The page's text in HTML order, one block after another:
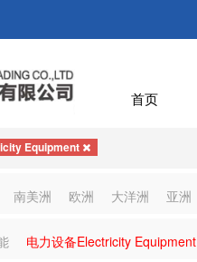
首页
Equipment
南美洲 欧洲 大洋洲 亚洲
电力设备Electricity Equipment